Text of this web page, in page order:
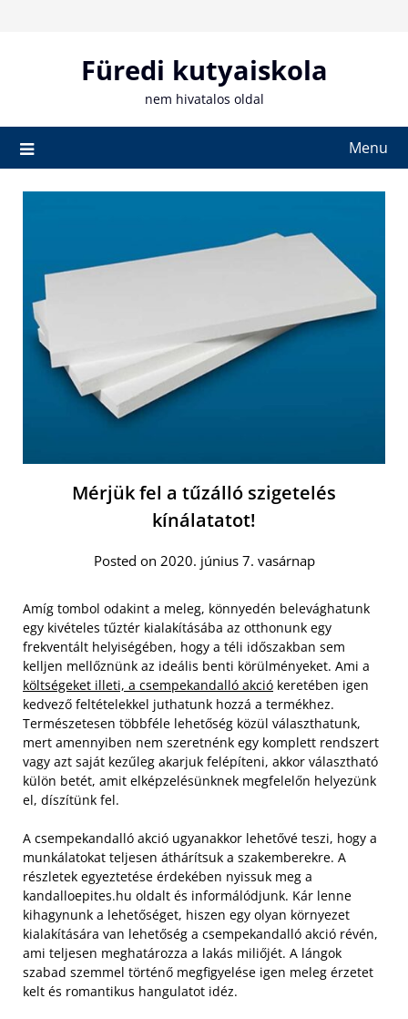
Füredi kutyaiskola
nem hivatalos oldal
Menu
Mérjük fel a tűzálló szigetelés
kínálatatot!
Posted on 2020. június 7. vasárnap
Amíg tombol odakint a meleg, könnyedén belevághatunk
egy kivételes tűztér kialakításába az otthonunk egy
frekventált helyiségében, hogy a téli időszakban sem
kelljen mellőznünk az ideális benti körülményeket. Ami a
költségeket illeti, a csempekandalló akció keretében igen
kedvező feltételekkel juthatunk hozzá a termékhez.
Természetesen többféle lehetőség közül választhatunk,
mert amennyiben nem szeretnénk egy komplett rendszert
vagy azt saját kezűleg akarjuk felépíteni, akkor választható
külön betét, amit elképzelésünknek megfelelőn helyezünk
el, díszítünk fel.
A csempekandalló akció ugyanakkor lehetővé teszi, hogy a
munkálatokat teljesen áthárítsuk a szakemberekre. A
részletek egyeztetése érdekében nyissuk meg a
kandalloepites.hu oldalt és informálódjunk. Kár lenne
kihagynunk a lehetőséget, hiszen egy olyan környezet
kialakítására van lehetőség a csempekandalló akció révén,
ami teljesen meghatározza a lakás miliőjét. A lángok
szabad szemmel történő megfigyelése igen meleg érzetet
kelt és romantikus hangulatot idéz.